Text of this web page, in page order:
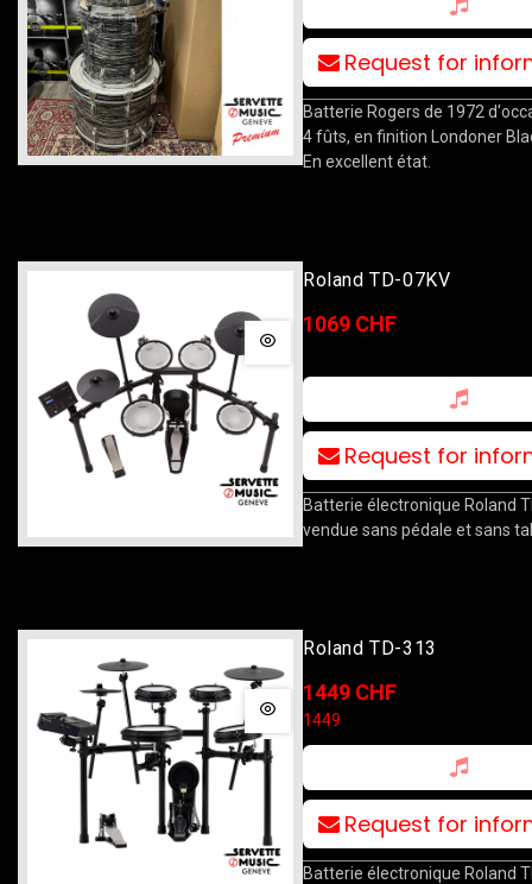
Request for
Batterie Rogers de 1972
4 fûts, en finition Londoner
En excellent état.
Roland TD-07KV
1069 CHF
Request for
Batterie électronique Roland
vendue sans pédale et sans
Roland TD-313
1449 CHF
1449
Request for
Batterie électronique Roland